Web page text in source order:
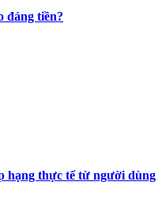
đáng tiền?
hạng thực tế từ người dùng